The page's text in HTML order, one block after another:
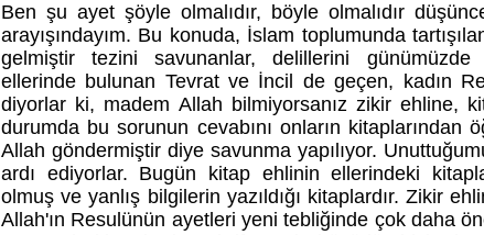
Ben şu ayet şöyle olmalıdır, böyle olmalıdır
arayışındayım. Bu konuda, İslam toplumunda
gelmiştir tezini savunanlar, delillerini günümüzde
ellerinde bulunan Tevrat ve İncil de geçen, kadın
diyorlar ki, madem Allah bilmiyorsanız zikir ehline,
durumda bu sorunun cevabını onların kitaplarından
Allah göndermiştir diye savunma yapılıyor.
ardı ediyorlar. Bugün kitap ehlinin ellerindeki
olmuş ve yanlış bilgilerin yazıldığı kitaplardır. Zikir
Allah'ın Resulünün ayetleri yeni tebliğinde çok daha